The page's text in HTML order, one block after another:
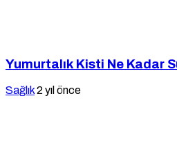
Yumurtalık Kisti Ne Kadar
Sağlık2 yıl önce